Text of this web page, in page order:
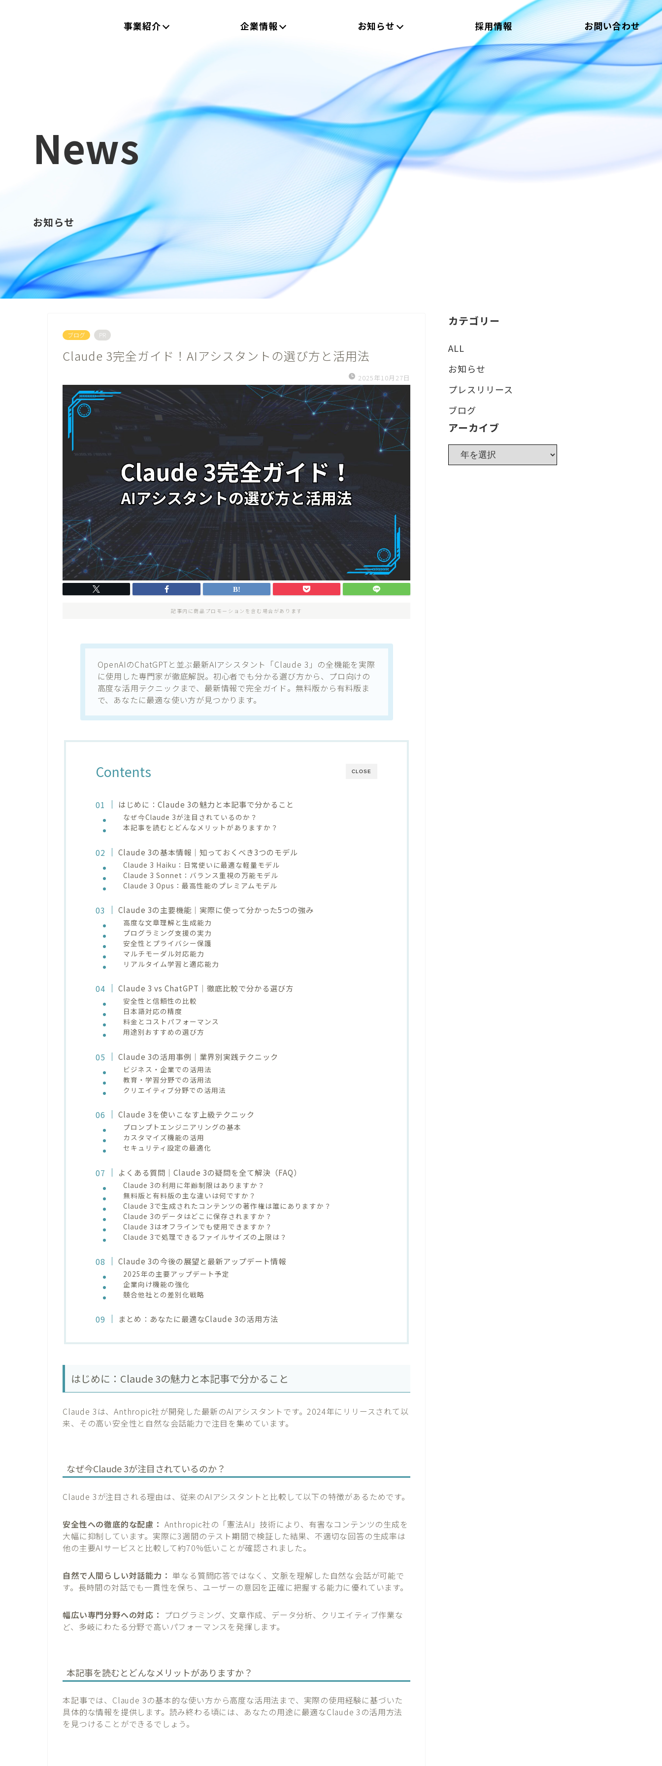
事業紹介 企業情報 お知らせ 採用情報 お問い合わせ
News
お知らせ
ブログ PR
Claude 3完全ガイド！AIアシスタントの選び方と活用法
2025年10月27日
記事内に商品プロモーションを含む場合があります
OpenAIのChatGPTと並ぶ最新AIアシスタント「Claude 3」の全機能を実際
に使用した専門家が徹底解説。初心者でも分かる選び方から、プロ向けの
高度な活用テクニックまで、最新情報で完全ガイド。無料版から有料版ま
で、あなたに最適な使い方が見つかります。
CLOSE
Contents
はじめに：Claude 3の魅力と本記事で分かること
なぜ今Claude 3が注目されているのか？
本記事を読むとどんなメリットがありますか？
Claude 3の基本情報｜知っておくべき3つのモデル
Claude 3 Haiku：日常使いに最適な軽量モデル
Claude 3 Sonnet：バランス重視の万能モデル
Claude 3 Opus：最高性能のプレミアムモデル
Claude 3の主要機能｜実際に使って分かった5つの強み
高度な文章理解と生成能力
プログラミング支援の実力
安全性とプライバシー保護
マルチモーダル対応能力
リアルタイム学習と適応能力
Claude 3 vs ChatGPT｜徹底比較で分かる選び方
安全性と信頼性の比較
日本語対応の精度
料金とコストパフォーマンス
用途別おすすめの選び方
Claude 3の活用事例｜業界別実践テクニック
ビジネス・企業での活用法
教育・学習分野での活用法
クリエイティブ分野での活用法
Claude 3を使いこなす上級テクニック
プロンプトエンジニアリングの基本
カスタマイズ機能の活用
セキュリティ設定の最適化
よくある質問｜Claude 3の疑問を全て解決（FAQ）
Claude 3の利用に年齢制限はありますか？
無料版と有料版の主な違いは何ですか？
Claude 3で生成されたコンテンツの著作権は誰にありますか？
Claude 3のデータはどこに保存されますか？
Claude 3はオフラインでも使用できますか？
Claude 3で処理できるファイルサイズの上限は？
Claude 3の今後の展望と最新アップデート情報
2025年の主要アップデート予定
企業向け機能の強化
競合他社との差別化戦略
まとめ：あなたに最適なClaude 3の活用方法
はじめに：Claude 3の魅力と本記事で分かること
Claude 3は、Anthropic社が開発した最新のAIアシスタントです。2024年にリリースされて以
来、その高い安全性と自然な会話能力で注目を集めています。
なぜ今Claude 3が注目されているのか？
Claude 3が注目される理由は、従来のAIアシスタントと比較して以下の特徴があるためです。
安全性への徹底的な配慮： Anthropic社の「憲法AI」技術により、有害なコンテンツの生成を
大幅に抑制しています。実際に3週間のテスト期間で検証した結果、不適切な回答の生成率は
他の主要AIサービスと比較して約70%低いことが確認されました。
自然で人間らしい対話能力： 単なる質問応答ではなく、文脈を理解した自然な会話が可能で
す。長時間の対話でも一貫性を保ち、ユーザーの意図を正確に把握する能力に優れています。
幅広い専門分野への対応： プログラミング、文章作成、データ分析、クリエイティブ作業な
ど、多岐にわたる分野で高いパフォーマンスを発揮します。
本記事を読むとどんなメリットがありますか？
本記事では、Claude 3の基本的な使い方から高度な活用法まで、実際の使用経験に基づいた
具体的な情報を提供します。読み終わる頃には、あなたの用途に最適なClaude 3の活用方法
を見つけることができるでしょう。
カテゴリー
ALL
お知らせ
プレスリリース
ブログ
アーカイブ